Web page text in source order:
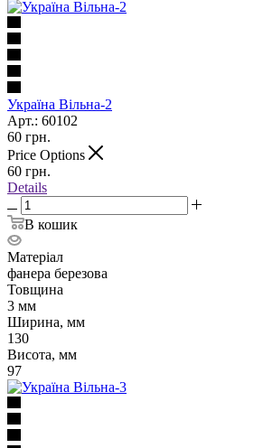
Україна Вільна-2
Арт.: 60102
60 грн.
Price Options
60 грн.
Details
В кошик
Матеріал
фанера березова
Товщина
3 мм
Ширина, мм
130
Висота, мм
97